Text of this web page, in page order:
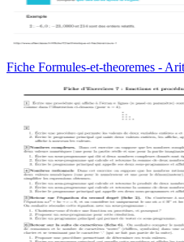
Fiche Formules-et-theoremes -